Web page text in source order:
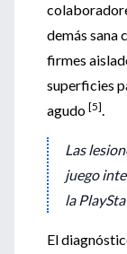
demás sana
firmes
superficies
agudo [5].
Las
juego
la
El